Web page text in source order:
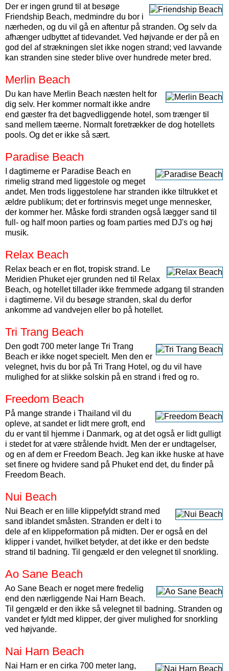
Der er ingen grund til at besøge
Friendship Beach, medmindre du bor i
nærheden, og du vil gå en aftentur på stranden. Og selv da
afhænger udbyttet af tidevandet. Ved højvande er der på en
god del af strækningen slet ikke nogen strand; ved lavvande
kan stranden sine steder blive over hundrede meter bred.
Merlin Beach
Du kan have Merlin Beach næsten helt for
dig selv. Her kommer normalt ikke andre
end gæster fra det bagvedliggende hotel, som trænger til
sand mellem tæerne. Normalt foretrækker de dog hotellets
pools. Og det er ikke så sært.
Paradise Beach
I dagtimerne er Paradise Beach en
rimelig strand med liggestole og meget
andet. Men trods liggestolene har stranden ikke tiltrukket et
ældre publikum; det er fortrinsvis meget unge mennesker,
der kommer her. Måske fordi stranden også lægger sand til
full- og half moon parties og foam parties med DJ's og høj
musik.
Relax Beach
Relax beach er en flot, tropisk strand. Le
Meridien Phuket ejer grunden ned til Relax
Beach, og hotellet tillader ikke fremmede adgang til stranden
i dagtimerne. Vil du besøge stranden, skal du derfor
ankomme ad vandvejen eller bo på hotellet.
Tri Trang Beach
Den godt 700 meter lange Tri Trang
Beach er ikke noget specielt. Men den er
velegnet, hvis du bor på Tri Trang Hotel, og du vil have
mulighed for at slikke solskin på en strand i fred og ro.
Freedom Beach
På mange strande i Thailand vil du
opleve, at sandet er lidt mere groft, end
du er vant til hjemme i Danmark, og at det også er lidt gulligt
i stedet for at være strålende hvidt. Men der er undtagelser,
og en af dem er Freedom Beach. Jeg kan ikke huske at have
set finere og hvidere sand på Phuket end det, du finder på
Freedom Beach.
Nui Beach
Nui Beach er en lille klippefyldt strand med
sand iblandet småsten. Stranden er delt i to
dele af en klippeformation på midten. Der er også en del
klipper i vandet, hvilket betyder, at det ikke er den bedste
strand til badning. Til gengæld er den velegnet til snorkling.
Ao Sane Beach
Ao Sane Beach er noget mere fredelig
end den nærliggende Nai Harn Beach.
Til gengæld er den ikke så velegnet til badning. Stranden og
vandet er fyldt med klipper, der giver mulighed for snorkling
ved højvande.
Nai Harn Beach
Nai Harn er en cirka 700 meter lang,